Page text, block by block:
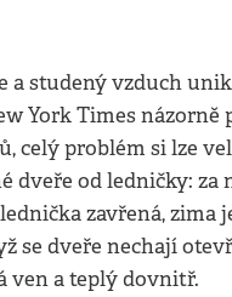
a studený vzduch
York Times názorně
celý problém si lze
dveře od ledničky: za
zavřená, zima
se dveře nechají
ven a teplý dovnitř.